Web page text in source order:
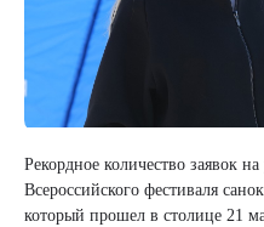
Рекордное количество заявок
Всероссийского фестиваля
который прошел в столице 21